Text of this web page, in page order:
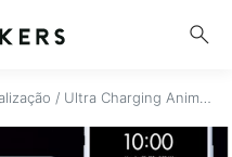
search
/ Ultra Charging Animation